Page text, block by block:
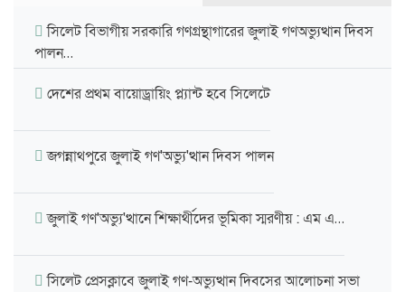
সিলেট বিভাগীয় সরকারি গণগ্রন্থাগারের জুলাই গণঅভ্যুত্থান দিবস
পালন…
দেশের প্রথম বায়োড্রায়িং প্ল্যান্ট হবে সিলেটে
জগন্নাথপুরে জুলাই গণ'অভ্যু'ত্থান দিবস পালন
জুলাই গণ'অভ্যু'ত্থানে শিক্ষার্থীদের ভূমিকা স্মরণীয় : এম এ…
সিলেট প্রেসক্লাবে জুলাই গণ-অভ্যুত্থান দিবসের আলোচনা সভা